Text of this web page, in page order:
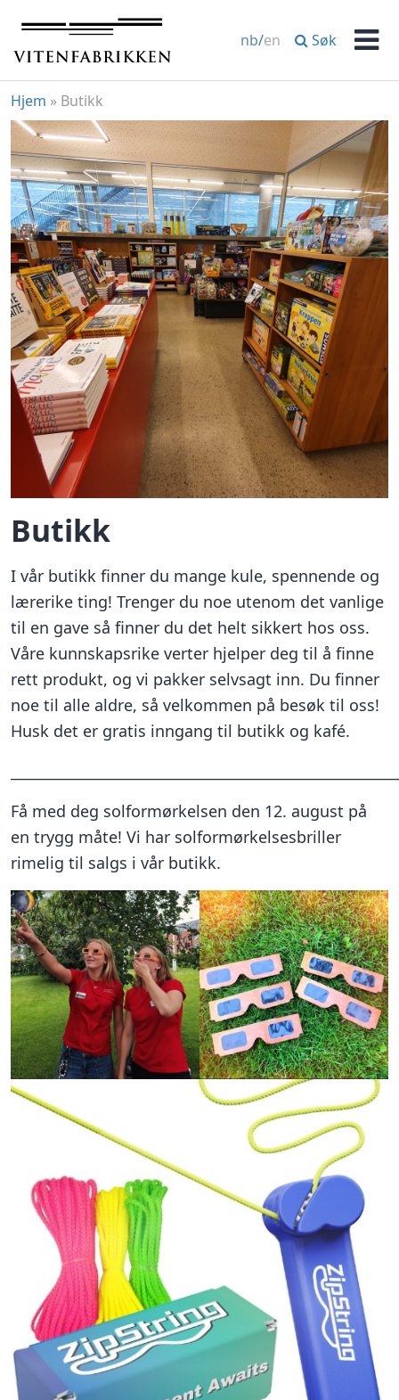
innhold
nb/en Søk
Hjem » Butikk
Butikk
I vår butikk finner du mange kule, spennende og
lærerike ting! Trenger du noe utenom det vanlige
til en gave så finner du det helt sikkert hos oss.
Våre kunnskapsrike verter hjelper deg til å finne
rett produkt, og vi pakker selvsagt inn. Du finner
noe til alle aldre, så velkommen på besøk til oss!
Husk det er gratis inngang til butikk og kafé.
Få med deg solformørkelsen den 12. august på
en trygg måte! Vi har solformørkelsesbriller
rimelig til salgs i vår butikk.